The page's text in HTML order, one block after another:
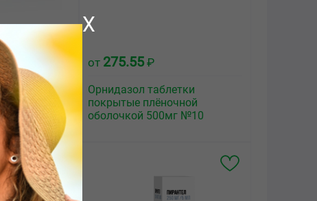
№10
от 275.55 ₽
Орнидазол таблетки
покрытые плёночной
оболочкой 500мг №10
X